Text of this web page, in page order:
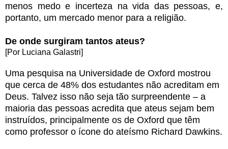
menos medo e incerteza na vida das pessoas, e,
portanto, um mercado menor para a religião.
De onde surgiram tantos ateus?
[Por Luciana Galastri]
Uma pesquisa na Universidade de Oxford mostrou
que cerca de 48% dos estudantes não acreditam em
Deus. Talvez isso não seja tão surpreendente – a
maioria das pessoas acredita que ateus sejam bem
instruídos, principalmente os de Oxford que têm
como professor o ícone do ateísmo Richard Dawkins.